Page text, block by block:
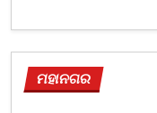
ମହାନଗର